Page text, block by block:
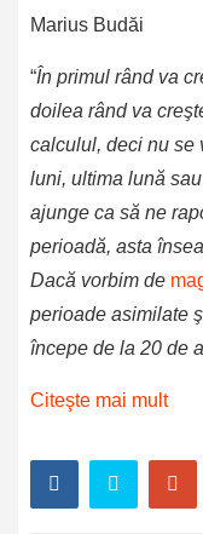
Marius Budăi
“În primul rând va
doilea rând va
calculul, deci nu se
luni, ultima lună
ajunge ca să ne
perioadă, asta
Dacă vorbim de
perioade asimilate
începe de la 20 de
Citeşte mai mult